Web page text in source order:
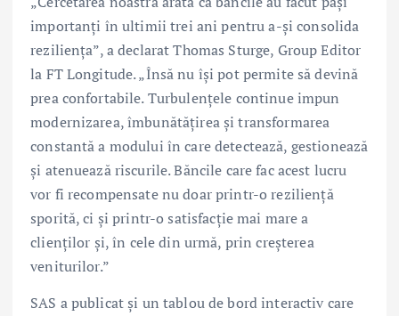
importanți în ultimii trei ani pentru a-și consolida
reziliența”, a declarat Thomas Sturge, Group Editor
la FT Longitude. „Însă nu își pot permite să devină
prea confortabile. Turbulențele continue impun
modernizarea, îmbunătățirea și transformarea
constantă a modului în care detectează, gestionează
și atenuează riscurile. Băncile care fac acest lucru
vor fi recompensate nu doar printr-o reziliență
sporită, ci și printr-o satisfacție mai mare a
clienților și, în cele din urmă, prin creșterea
veniturilor.”
SAS a publicat și un tablou de bord interactiv care